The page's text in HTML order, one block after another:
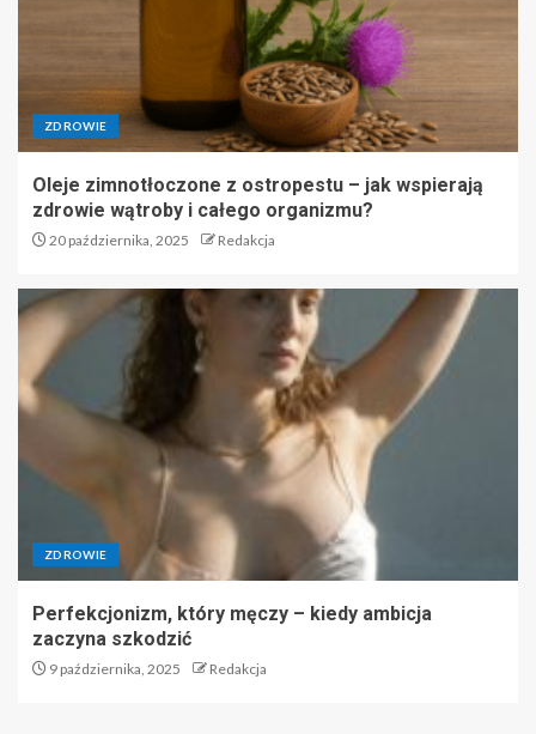
ZDROWIE
Oleje zimnotłoczone z ostropestu – jak wspierają
zdrowie wątroby i całego organizmu?
20 października, 2025 Redakcja
ZDROWIE
Perfekcjonizm, który męczy – kiedy ambicja
zaczyna szkodzić
9 października, 2025 Redakcja